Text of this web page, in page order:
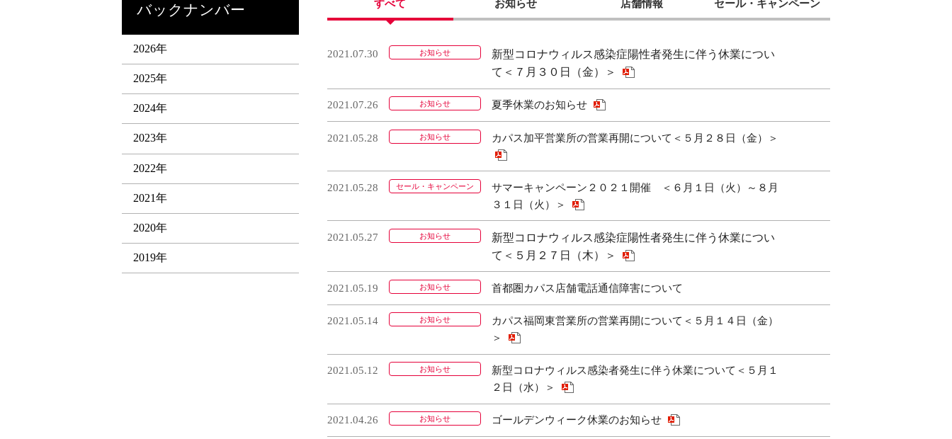
バックナンバー
2026年
2025年
2024年
2023年
2022年
2021年
2020年
2019年
すべて お知らせ 店舗情報 セール・キャンペーン
2021.07.30 お知らせ
新型コロナウィルス感染症陽性者発生に伴う休業につい
て＜７月３０日（金）＞
2021.07.26 お知らせ 夏季休業のお知らせ
2021.05.28 お知らせ カパス加平営業所の営業再開について＜５月２８日（金）＞
2021.05.28 セール・キャンペーン
サマーキャンペーン２０２１開催 ＜６月１日（火）～８月
３１日（火）＞
2021.05.27 お知らせ
新型コロナウィルス感染症陽性者発生に伴う休業につい
て＜５月２７日（木）＞
2021.05.19 お知らせ 首都圏カパス店舗電話通信障害について
2021.05.14 お知らせ
カパス福岡東営業所の営業再開について＜５月１４日（金）
＞
2021.05.12 お知らせ
新型コロナウィルス感染者発生に伴う休業について＜５月１
２日（水）＞
2021.04.26 お知らせ ゴールデンウィーク休業のお知らせ